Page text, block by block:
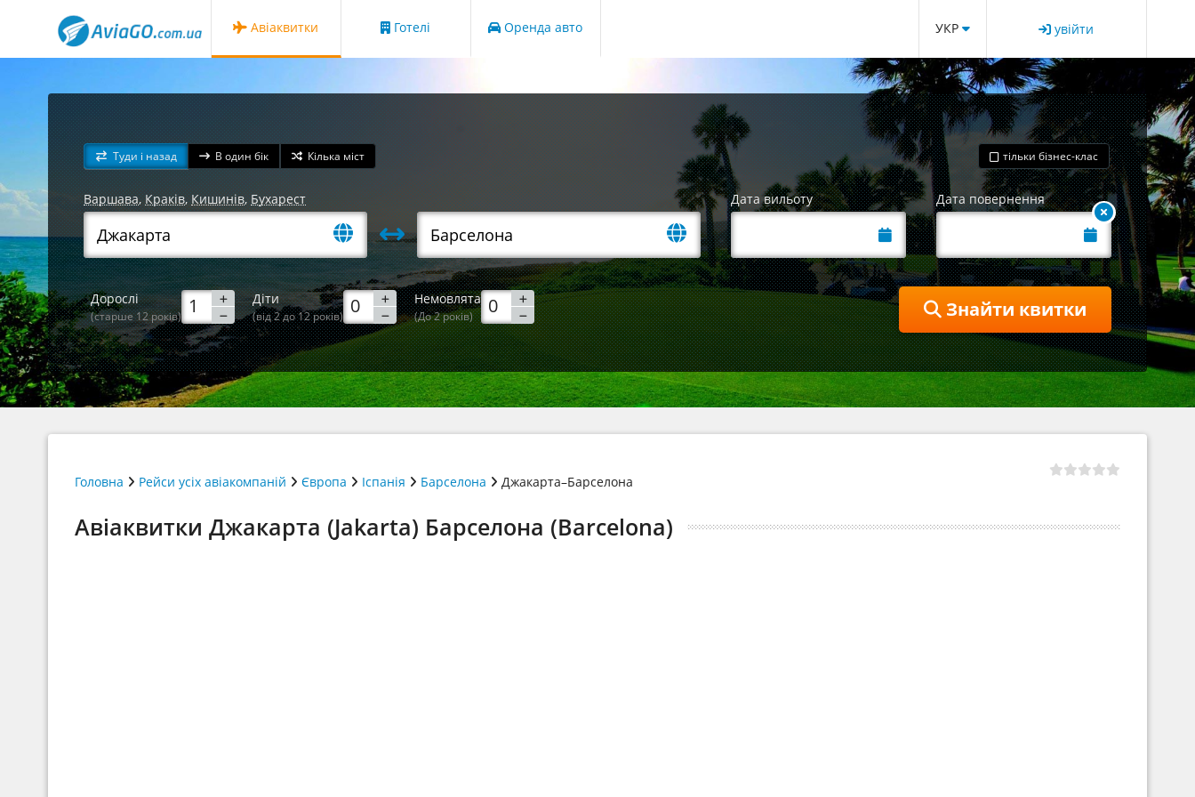
Авіаквитки Готелі Оренда авто УКР увійти
Туди і назад В один бік Кілька міст тільки бізнес-клас
Варшава,Краків, Кишинів, Бухарест Дата вильоту Дата повернення
Дорослі
(старше 12 років)
Діти
(від 2 до 12 років)
Немовлята
(До 2 років) Знайти квитки
Головна Рейси усіх авіакомпаній Європа Іспанія Барселона Джакарта–Барселона
Авіаквитки Джакарта (Jakarta) Барселона (Barcelona)